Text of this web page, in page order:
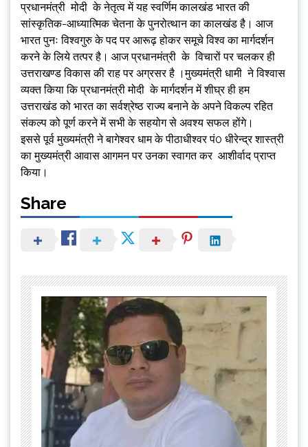
प्रधानमंत्री मोदी के नेतृत्व में यह स्वर्णिम कालखंड भारत की
सांस्कृतिक-आध्यात्मिक चेतना के पुनरोत्थान का कालखंड है। आज
भारत पुनः विश्वगुरु के पद पर आरूढ़ होकर समूचे विश्व का मार्गदर्शन
करने के लिये तत्पर है। आज प्रधानमंत्री के विचारों पर चलकर ही
उत्तराखण्ड विकास की राह पर अग्रसर है ।मुख्यमंत्री धामी ने विश्वास
व्यक्त किया कि प्रधानमंत्री मोदी के मार्गदर्शन में शीघ्र ही हम
उत्तराखंड को भारत का सर्वश्रेष्ठ राज्य बनाने के अपने विकल्प रहित
संकल्प को पूर्ण करने में सभी के सहयोग से अवश्य सफल होंगे।
इससे पूर्व मुख्यमंत्री ने बागेश्वर धाम के पीठाधीश्वर पं0 धीरेन्द्र शास्त्री
का मुख्यमंत्री आवास आगमन पर उनका स्वागत कर आशीर्वाद प्राप्त
किया।
Share